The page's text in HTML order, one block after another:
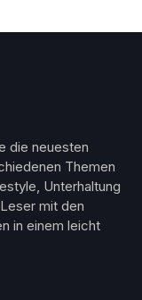
die neuesten
Themen
Unterhaltung
mit den
in einem leicht